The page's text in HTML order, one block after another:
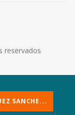
reservados
SANCHE...